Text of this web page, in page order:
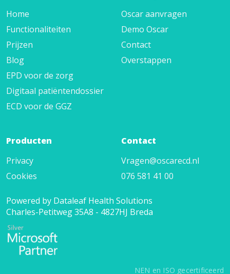
Home
Functionaliteiten
Prijzen
Blog
EPD voor de zorg
Digitaal patiëntendossier
ECD voor de GGZ
Oscar aanvragen
Demo Oscar
Contact
Overstappen
Producten
Privacy
Cookies
Contact
Vragen@oscarecd.nl
076 581 41 00
Powered by Dataleaf Health Solutions
Charles-Petitweg 35A8 - 4827HJ Breda
NEN en ISO gecertificeerd